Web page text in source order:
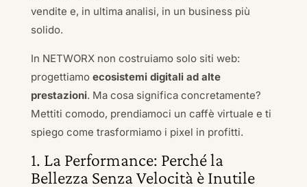
vendite e, in ultima analisi, in un business più
solido.
In NETWORX non costruiamo solo siti web:
progettiamo ecosistemi digitali ad alte
prestazioni. Ma cosa significa concretamente?
Mettiti comodo, prendiamoci un caffè virtuale e ti
spiego come trasformiamo i pixel in profitti.
1. La Performance: Perché la
Bellezza Senza Velocità è Inutile